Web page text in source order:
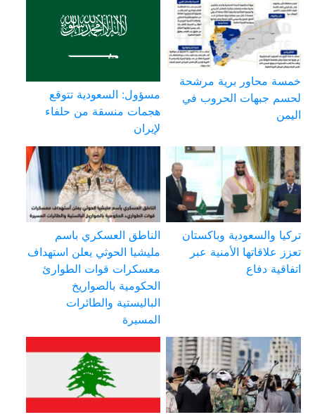
خمسة محاور برية مرشحة
لحسم جبهات الحروب في
اليمن
مسؤول: السعودية تتوقع
هجمات منسقة من حلفاء
لإيران
تركيا والسعودية وباكستان
تعزز علاقاتها الأمنية عبر
اتفاقية دفاع
الناطق العسكري باسم
مليشيا الحوثي يعلن استهداف
معسكرات قوات الطوارئ
الحكومية بالصواريخ
الباليستية والطائرات
المسيرة